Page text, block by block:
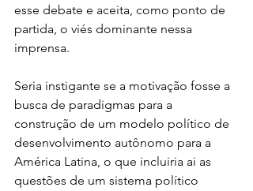
esse debate e aceita, como ponto de
partida, o viés dominante nessa
imprensa.
Seria instigante se a motivação fosse a
busca de paradigmas para a
construção de um modelo político de
desenvolvimento autônomo para a
América Latina, o que incluiria ai as
questões de um sistema político